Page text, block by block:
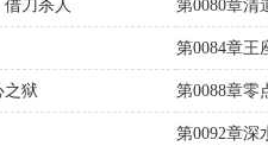
借刀杀人 第0080章清
第0084章王
之狱 第0088章零
第0092章深